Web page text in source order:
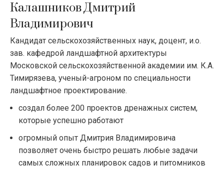
Калашников Дмитрий
Владимирович
Кандидат сельскохозяйственных наук, доцент, и.о.
зав. кафедрой ландшафтной архитектуры
Московской сельскохозяйственной академии им. К.А.
Тимирязева, ученый-агроном по специальности
ландшафтное проектирование.
создал более 200 проектов дренажных систем,
которые успешно работают
огромный опыт Дмитрия Владимировича
позволяет очень быстро решать любые задачи
самых сложных планировок садов и питомников